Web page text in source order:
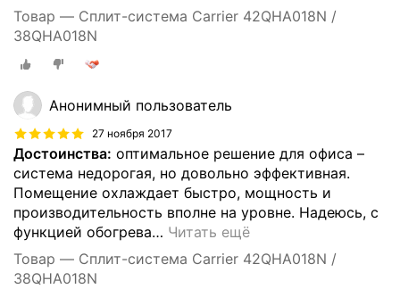
Товар — Сплит-система Carrier 42QHA018N /
38QHA018N
Анонимный пользователь
27 ноября 2017
Достоинства: оптимальное решение для офиса –
система недорогая, но довольно эффективная.
Помещение охлаждает быстро, мощность и
производительность вполне на уровне. Надеюсь, с
функцией обогрева… Читать ещё
Товар — Сплит-система Carrier 42QHA018N /
38QHA018N